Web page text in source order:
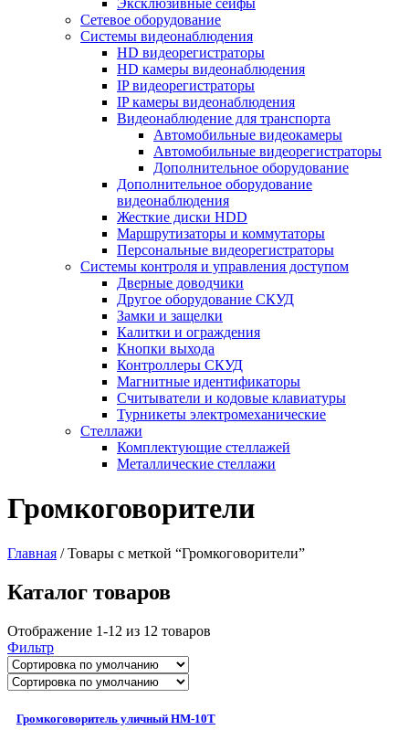
Эксклюзивные сейфы
Сетевое оборудование
Системы видеонаблюдения
HD видеорегистраторы
HD камеры видеонаблюдения
IP видеорегистраторы
IP камеры видеонаблюдения
Видеонаблюдение для транспорта
Автомобильные видеокамеры
Автомобильные видеорегистраторы
Дополнительное оборудование
Дополнительное оборудование
видеонаблюдения
Жесткие диски HDD
Маршрутизаторы и коммутаторы
Персональные видеорегистраторы
Системы контроля и управления доступом
Дверные доводчики
Другое оборудование СКУД
Замки и защелки
Калитки и ограждения
Кнопки выхода
Контроллеры СКУД
Магнитные идентификаторы
Считыватели и кодовые клавиатуры
Турникеты электромеханические
Стеллажи
Комплектующие стеллажей
Металлические стеллажи
Громкоговорители
Главная /Товары с меткой “Громкоговорители”
Каталог товаров
Отображение 1-12 из 12 товаров
Фильтр
Громкоговоритель уличный HM-10T